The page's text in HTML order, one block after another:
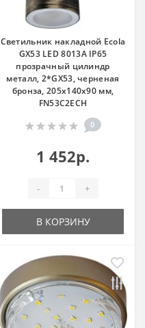
Светильник накладной Ecola
GX53 LED 8013A IP65
прозрачный цилиндр
металл, 2*GX53, черненая
бронза, 205x140x90 мм,
FN53C2ECH
0
1 452р.
- +
В КОРЗИНУ